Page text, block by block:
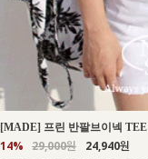
[MADE] 프린 반팔브이넥 TEE
14% 29,000원 24,940원